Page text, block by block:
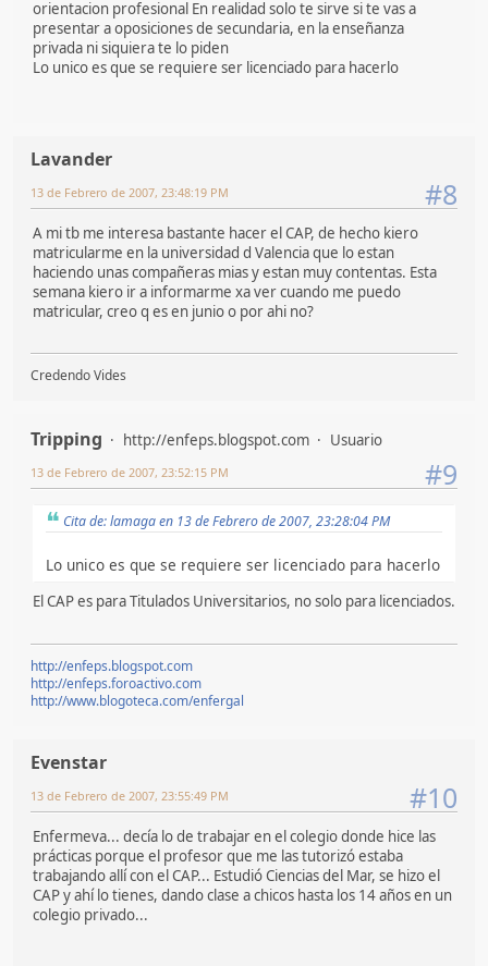
orientacion profesional En realidad solo te sirve si te vas a
presentar a oposiciones de secundaria, en la enseñanza
privada ni siquiera te lo piden
Lo unico es que se requiere ser licenciado para hacerlo
Lavander
#8
13 de Febrero de 2007, 23:48:19 PM
A mi tb me interesa bastante hacer el CAP, de hecho kiero
matricularme en la universidad d Valencia que lo estan
haciendo unas compañeras mias y estan muy contentas. Esta
semana kiero ir a informarme xa ver cuando me puedo
matricular, creo q es en junio o por ahi no?
Credendo Vides
Tripping http://enfeps.blogspot.com Usuario
#9
13 de Febrero de 2007, 23:52:15 PM
Cita de: lamaga en 13 de Febrero de 2007, 23:28:04 PM
Lo unico es que se requiere ser licenciado para hacerlo
El CAP es para Titulados Universitarios, no solo para licenciados.
http://enfeps.blogspot.com
http://enfeps.foroactivo.com
http://www.blogoteca.com/enfergal
Evenstar
#10
13 de Febrero de 2007, 23:55:49 PM
Enfermeva... decía lo de trabajar en el colegio donde hice las
prácticas porque el profesor que me las tutorizó estaba
trabajando allí con el CAP... Estudió Ciencias del Mar, se hizo el
CAP y ahí lo tienes, dando clase a chicos hasta los 14 años en un
colegio privado...